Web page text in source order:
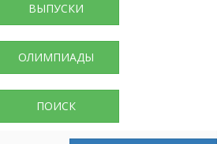
ВЫПУСКИ
ОЛИМПИАДЫ
ПОИСК